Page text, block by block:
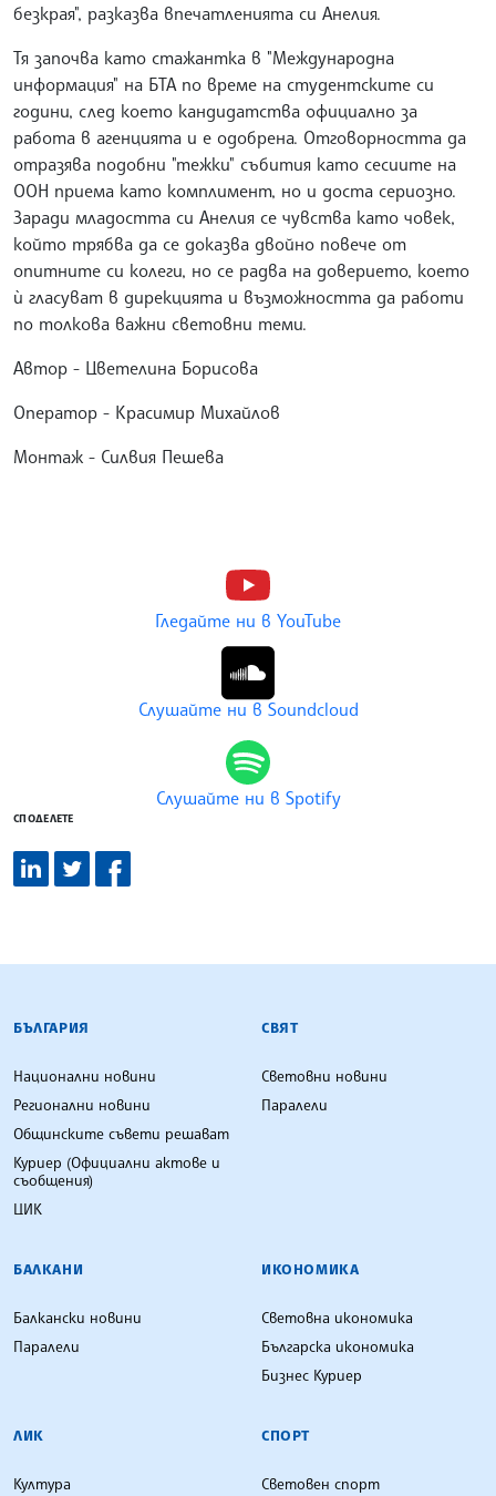
безкрая", разказва впечатленията си Анелия.
Тя започва като стажантка в "Международна
информация" на БТА по време на студентските си
години, след което кандидатства официално за
работа в агенцията и е одобрена. Отговорността да
отразява подобни "тежки" събития като сесиите на
ООН приема като комплимент, но и доста сериозно.
Заради младостта си Анелия се чувства като човек,
който трябва да се доказва двойно повече от
опитните си колеги, но се радва на доверието, което
ѝ гласуват в дирекцията и възможността да работи
по толкова важни световни теми.
Автор - Цветелина Борисова
Оператор - Красимир Михайлов
Монтаж - Силвия Пешева
Гледайте ни в YouTube
Слушайте ни в Soundcloud
Слушайте ни в Spotify
СПОДЕЛЕТЕ
БЪЛГАРСКА ТЕЛЕГРАФНА АГЕНЦИЯ
БЪЛГАРИЯ
Национални новини
Регионални новини
Общинските съвети решават
Куриер (Официални актове и
съобщения)
ЦИК
СВЯТ
Световни новини
Паралели
БАЛКАНИ
Балкански новини
Паралели
ИКОНОМИКА
Световна икономика
Българска икономика
Бизнес Куриер
ЛИК
Култура
СПОРТ
Световен спорт